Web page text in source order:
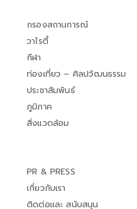
กรองสถานการณ์
วาไรตี้
กีฬา
ท่องเที่ยว – ศิลปวัฒนธรรม
ประชาสัมพันธ์
ภูมิภาค
สิ่งแวดล้อม
PR & PRESS
เกี่ยวกับเรา
ติดต่อและ สนับสนุน